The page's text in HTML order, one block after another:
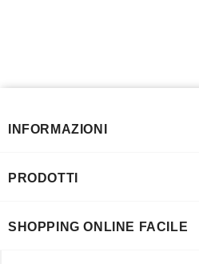
INFORMAZIONI
PRODOTTI
SHOPPING ONLINE FACILE